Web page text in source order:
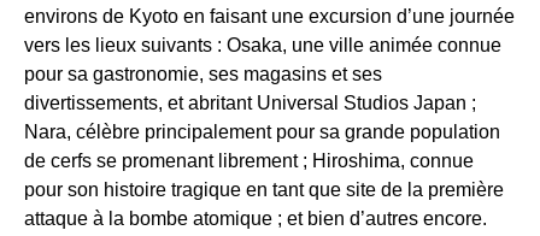
environs de Kyoto en faisant une excursion d’une journée
vers les lieux suivants : Osaka, une ville animée connue
pour sa gastronomie, ses magasins et ses
divertissements, et abritant Universal Studios Japan ;
Nara, célèbre principalement pour sa grande population
de cerfs se promenant librement ; Hiroshima, connue
pour son histoire tragique en tant que site de la première
attaque à la bombe atomique ; et bien d’autres encore.